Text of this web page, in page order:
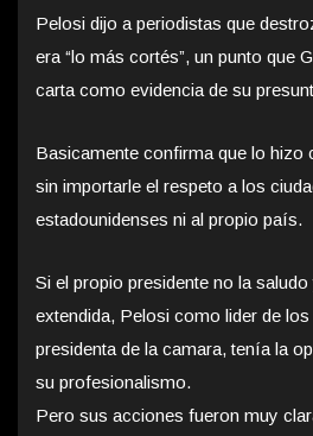
Pelosi dijo a periodistas que
era “lo más cortés”, un punto que
carta como evidencia de su
Basicamente confirma que lo hizo
sin importarle el respeto a los
estadounidenses ni al propio país.
Si el propio presidente no la
extendida, Pelosi como lider de
presidenta de la camara, tenía la
su profesionalismo.
Pero sus acciones fueron muy